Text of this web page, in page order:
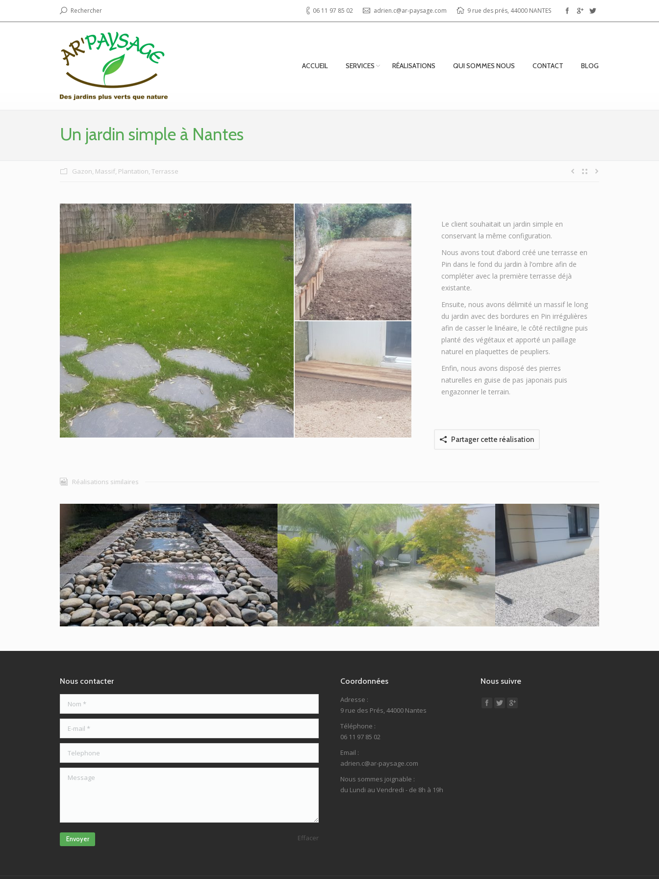
Rechercher 06 11 97 85 02 adrien.c@ar-paysage.com 9 rue des prés, 44000 NANTES
ACCUEIL SERVICES RÉALISATIONS QUI SOMMES NOUS CONTACT BLOG
Un jardin simple à Nantes
Gazon, Massif, Plantation, Terrasse
Le client souhaitait un jardin simple en
conservant la même configuration.
Nous avons tout d’abord créé une terrasse en
Pin dans le fond du jardin à l’ombre afin de
compléter avec la première terrasse déjà
existante.
Ensuite, nous avons délimité un massif le long
du jardin avec des bordures en Pin irrégulières
afin de casser le linéaire, le côté rectiligne puis
planté des végétaux et apporté un paillage
naturel en plaquettes de peupliers.
Enfin, nous avons disposé des pierres
naturelles en guise de pas japonais puis
engazonner le terrain.
Partager cette réalisation
Réalisations similaires
Allée Massif
Allée Dallage Gazon Massif Pavage Plantation Terrasse
Allée Massif
Nous contacter
Telephone
Envoyer Effacer
Coordonnées
Adresse :
9 rue des Prés, 44000 Nantes
Téléphone :
06 11 97 85 02
Email :
adrien.c@ar-paysage.com
Nous sommes joignable :
du Lundi au Vendredi - de 8h à 19h
Nous suivre
Find us on: